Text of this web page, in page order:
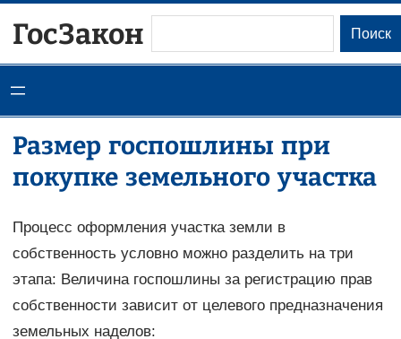
содержимому
ГосЗакон Поиск
Размер госпошлины при
покупке земельного участка
Процесс оформления участка земли в
собственность условно можно разделить на три
этапа: Величина госпошлины за регистрацию прав
собственности зависит от целевого предназначения
земельных наделов: